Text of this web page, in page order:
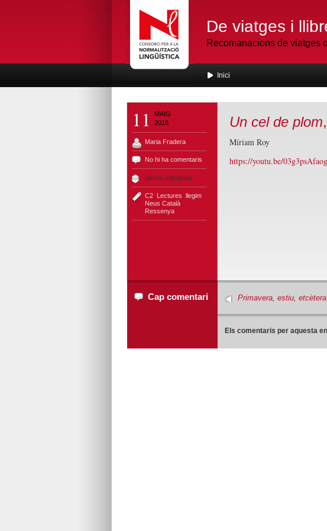
De viatges i
Recomanacions de viatges
Inici
11
MAIG
2016
Maria Fradera
No hi ha comentaris
Sense categoria
C2, Lectures llegim,
Neus Català,
Ressenya
Un cel de plom
Míriam Roy
https://youtu.be/03g3psAfaog
Cap comentari Primavera, estiu, etcètera
Els comentaris per aquesta